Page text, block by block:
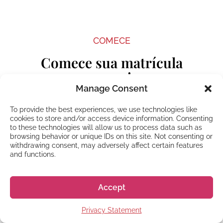
Manage Consent
To provide the best experiences, we use technologies like
cookies to store and/or access device information. Consenting
to these technologies will allow us to process data such as
browsing behavior or unique IDs on this site. Not consenting or
withdrawing consent, may adversely affect certain features
and functions.
Accept
Privacy Statement
Horário das aula
Dias úteis
Ou
13:20-16:40
Horas de aula por semana:20
Vários níveis de aula estão disponíveis tanto de
COMECE
Comece sua matrícula
agora!
"*" indica campos obrigatórios
Nome *